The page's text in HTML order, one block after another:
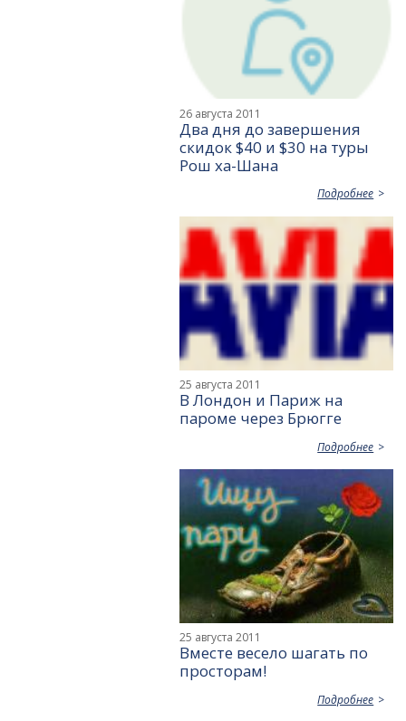
26 августа 2011
Два дня до завершения
скидок $40 и $30 на туры
Рош ха-Шана
Подробнее
25 августа 2011
В Лондон и Париж на
пароме через Брюгге
Подробнее
25 августа 2011
Вместе весело шагать по
просторам!
Подробнее